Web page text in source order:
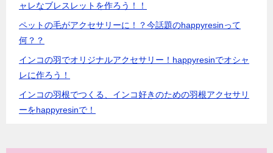
ャレなブレスレットを作ろう！！
ペットの毛がアクセサリーに！？今話題のhappyresinって
何？？
インコの羽でオリジナルアクセサリー！happyresinでオシャ
レに作ろう！
インコの羽根でつくる、インコ好きのための羽根アクセサリ
ーをhappyresinで！